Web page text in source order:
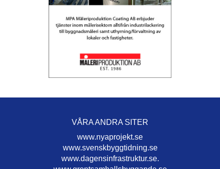
VÅRA ANDRA SITER
www.nyaprojekt.se
www.svenskbyggtidning.se
www.dagensinfrastruktur.se.